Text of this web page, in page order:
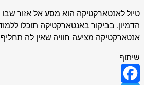
טיול לאנטארקטיקה הוא מסע אל אזור
הדמיון. בביקור באנטארקטיקה תוכלו
אנטארקטיקה מציעה חוויה שאין לה
שיתוף